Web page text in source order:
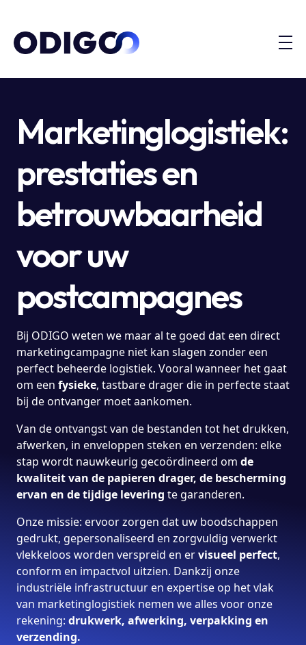
Marketinglogistiek:
prestaties en
betrouwbaarheid
voor uw
postcampagnes
Bij ODIGO weten we maar al te goed dat een direct
marketingcampagne niet kan slagen zonder een
perfect beheerde logistiek. Vooral wanneer het gaat
om een fysieke, tastbare drager die in perfecte staat
bij de ontvanger moet aankomen.
Van de ontvangst van de bestanden tot het drukken,
afwerken, in enveloppen steken en verzenden: elke
stap wordt nauwkeurig gecoördineerd om de
kwaliteit van de papieren drager, de bescherming
ervan en de tijdige levering te garanderen.
Onze missie: ervoor zorgen dat uw boodschappen
gedrukt, gepersonaliseerd en zorgvuldig verwerkt
vlekkeloos worden verspreid en ervisueel perfect,
conform en impactvol uitzien. Dankzij onze
industriële infrastructuur en expertise op het vlak
van marketinglogistiek nemen we alles voor onze
rekening: drukwerk, afwerking, verpakking en
verzending.